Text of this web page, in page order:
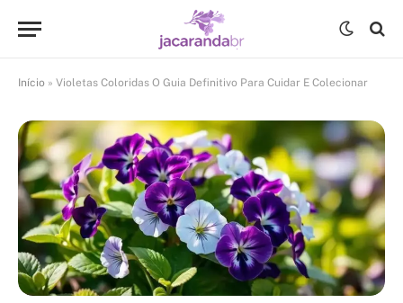
Início » Violetas Coloridas O Guia Definitivo Para Cuidar E Colecionar